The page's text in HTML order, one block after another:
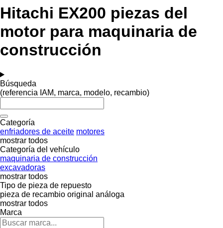
Hitachi EX200 piezas del
motor para maquinaria de
construcción
Búsqueda
(referencia IAM, marca, modelo, recambio)
Categoría
enfriadores de aceite motores
mostrar todos
Categoría del vehículo
maquinaria de construcción
excavadoras
mostrar todos
Tipo de pieza de repuesto
pieza de recambio original análoga
mostrar todos
Marca